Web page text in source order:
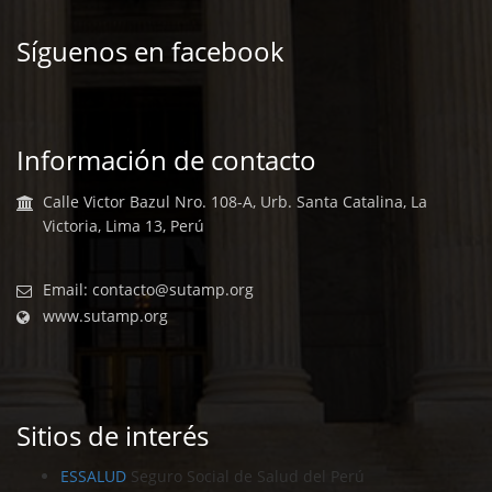
Síguenos en facebook
Información de contacto
Calle Victor Bazul Nro. 108-A, Urb. Santa Catalina, La
Victoria, Lima 13, Perú
Email: contacto@sutamp.org
www.sutamp.org
Sitios de interés
ESSALUD Seguro Social de Salud del Perú